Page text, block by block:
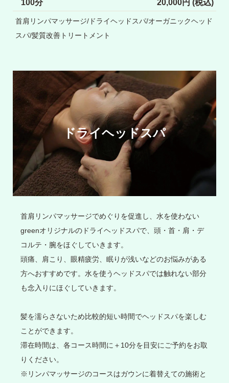
100分 20,000円 (税込)
首肩リンパマッサージ/ドライヘッドスパ/オーガニックヘッド
スパ/髪質改善トリートメント
ドライヘッドスパ
首肩リンパマッサージでめぐりを促進し、水を使わない
greenオリジナルのドライヘッドスパで、頭・首・肩・デ
コルテ・腕をほぐしていきます。
頭痛、肩こり、眼精疲労、眠りが浅いなどのお悩みがある
方へおすすめです。水を使うヘッドスパでは触れない部分
も念入りにほぐしていきます。
髪を濡らさないため比較的短い時間でヘッドスパを楽しむ
ことができます。
滞在時間は、各コース時間に＋10分を目安にご予約をお取
りください。
※リンパマッサージのコースはガウンに着替えての施術と